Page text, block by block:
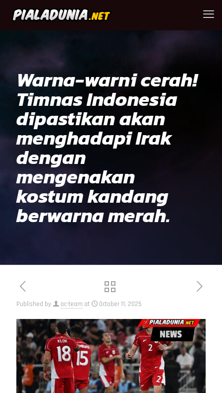
Warna-warni cerah!
Timnas Indonesia
dipastikan akan
menghadapi Irak
dengan
mengenakan
kostum kandang
berwarna merah.
Published by ac-team at October 11, 2025